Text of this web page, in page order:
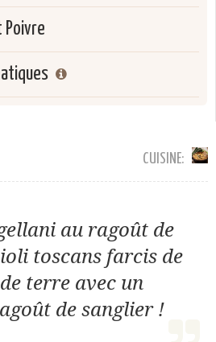
Poivre
CUISINE:
au ragoût de
toscans farcis de
terre avec un
de sanglier !